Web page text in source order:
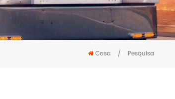
Casa / Pesquisa